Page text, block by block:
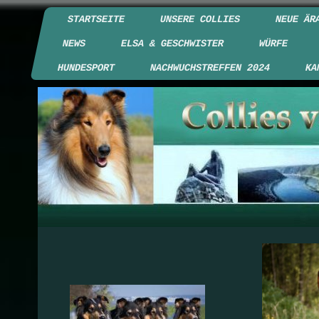
STARTSEITE UNSERE COLLIES NEUE
NEWS ELSA & GESCHWISTER WÜRFE
HUNDESPORT NACHWUCHSTREFFEN 2024